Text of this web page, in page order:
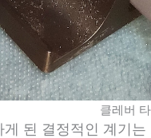
클레버
된 결정적인 계기